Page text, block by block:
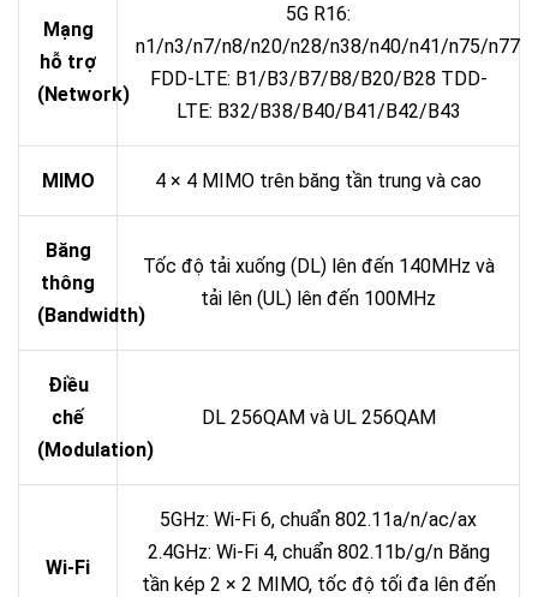
Mạng
hỗ trợ
(Network)
5G R16:
n1/n3/n7/n8/n20/n28/n38/n40/n41/n75/n77/
FDD-LTE: B1/B3/B7/B8/B20/B28 TDD-
LTE: B32/B38/B40/B41/B42/B43
MIMO 4 × 4 MIMO trên băng tần trung và cao
Băng
thông
(Bandwidth)
Tốc độ tải xuống (DL) lên đến 140MHz và
tải lên (UL) lên đến 100MHz
Điều
chế
(Modulation)
DL 256QAM và UL 256QAM
Wi-Fi
5GHz: Wi-Fi 6, chuẩn 802.11a/n/ac/ax
2.4GHz: Wi-Fi 4, chuẩn 802.11b/g/n Băng
tần kép 2 × 2 MIMO, tốc độ tối đa lên đến